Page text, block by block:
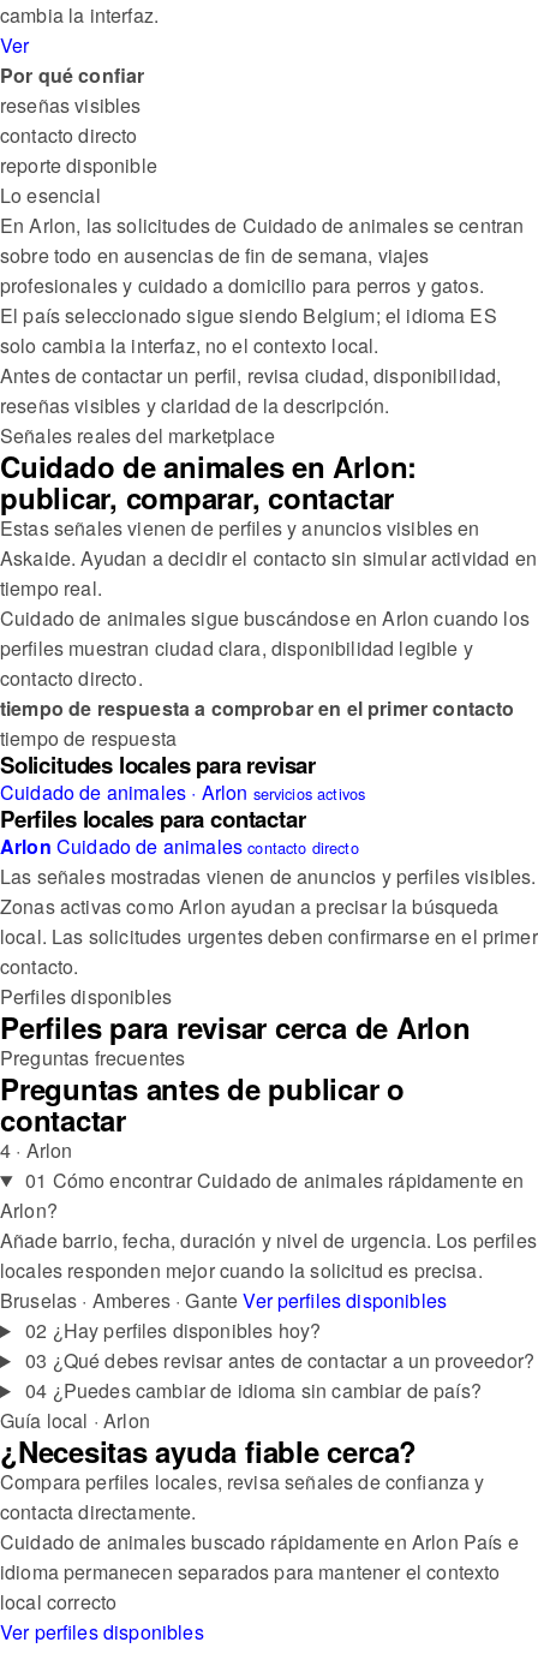
cambia la interfaz.
Ver
Por qué confiar
reseñas visibles
contacto directo
reporte disponible
Lo esencial
En Arlon, las solicitudes de Cuidado de animales se centran
sobre todo en ausencias de fin de semana, viajes
profesionales y cuidado a domicilio para perros y gatos.
El país seleccionado sigue siendo Belgium; el idioma ES
solo cambia la interfaz, no el contexto local.
Antes de contactar un perfil, revisa ciudad, disponibilidad,
reseñas visibles y claridad de la descripción.
Señales reales del marketplace
Cuidado de animales en Arlon:
publicar, comparar, contactar
Estas señales vienen de perfiles y anuncios visibles en
Askaide. Ayudan a decidir el contacto sin simular actividad en
tiempo real.
Cuidado de animales sigue buscándose en Arlon cuando los
perfiles muestran ciudad clara, disponibilidad legible y
contacto directo.
tiempo de respuesta a comprobar en el primer contacto
tiempo de respuesta
Solicitudes locales para revisar
Cuidado de animales · Arlon servicios activos
Perfiles locales para contactar
Arlon Cuidado de animales contacto directo
Las señales mostradas vienen de anuncios y perfiles visibles.
Zonas activas como Arlon ayudan a precisar la búsqueda
local. Las solicitudes urgentes deben confirmarse en el primer
contacto.
Perfiles disponibles
Perfiles para revisar cerca de Arlon
Preguntas frecuentes
Preguntas antes de publicar o
contactar
4 · Arlon
01 Cómo encontrar Cuidado de animales rápidamente en
Arlon?
Añade barrio, fecha, duración y nivel de urgencia. Los perfiles
locales responden mejor cuando la solicitud es precisa.
Bruselas · Amberes · GanteVer perfiles disponibles
02 ¿Hay perfiles disponibles hoy?
03 ¿Qué debes revisar antes de contactar a un proveedor?
04 ¿Puedes cambiar de idioma sin cambiar de país?
Guía local · Arlon
¿Necesitas ayuda fiable cerca?
Compara perfiles locales, revisa señales de confianza y
contacta directamente.
Cuidado de animales buscado rápidamente en Arlon País e
idioma permanecen separados para mantener el contexto
local correcto
Ver perfiles disponibles